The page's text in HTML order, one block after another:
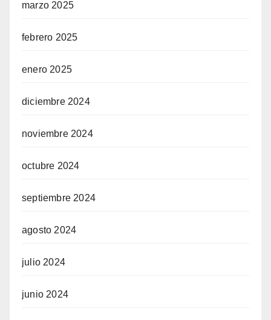
marzo 2025
febrero 2025
enero 2025
diciembre 2024
noviembre 2024
octubre 2024
septiembre 2024
agosto 2024
julio 2024
junio 2024